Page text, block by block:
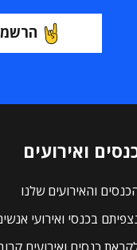
ואירועים
והאירועים שלנו
בכנסי ואירועי